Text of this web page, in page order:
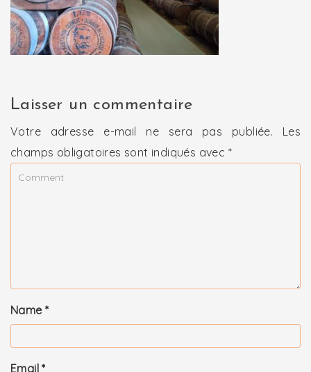
Laisser un commentaire
Votre adresse e-mail ne sera pas publiée.
Les
champs obligatoires sont indiqués avec *
Name *
Email*